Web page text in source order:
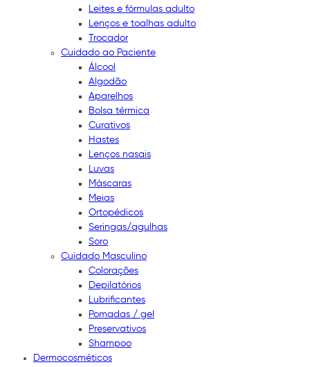
Leites e fórmulas adulto
Lenços e toalhas adulto
Trocador
Cuidado ao Paciente
Álcool
Algodão
Aparelhos
Bolsa térmica
Curativos
Hastes
Lenços nasais
Luvas
Máscaras
Meias
Ortopédicos
Seringas/agulhas
Soro
Cuidado Masculino
Colorações
Depilatórios
Lubrificantes
Pomadas / gel
Preservativos
Shampoo
Dermocosméticos